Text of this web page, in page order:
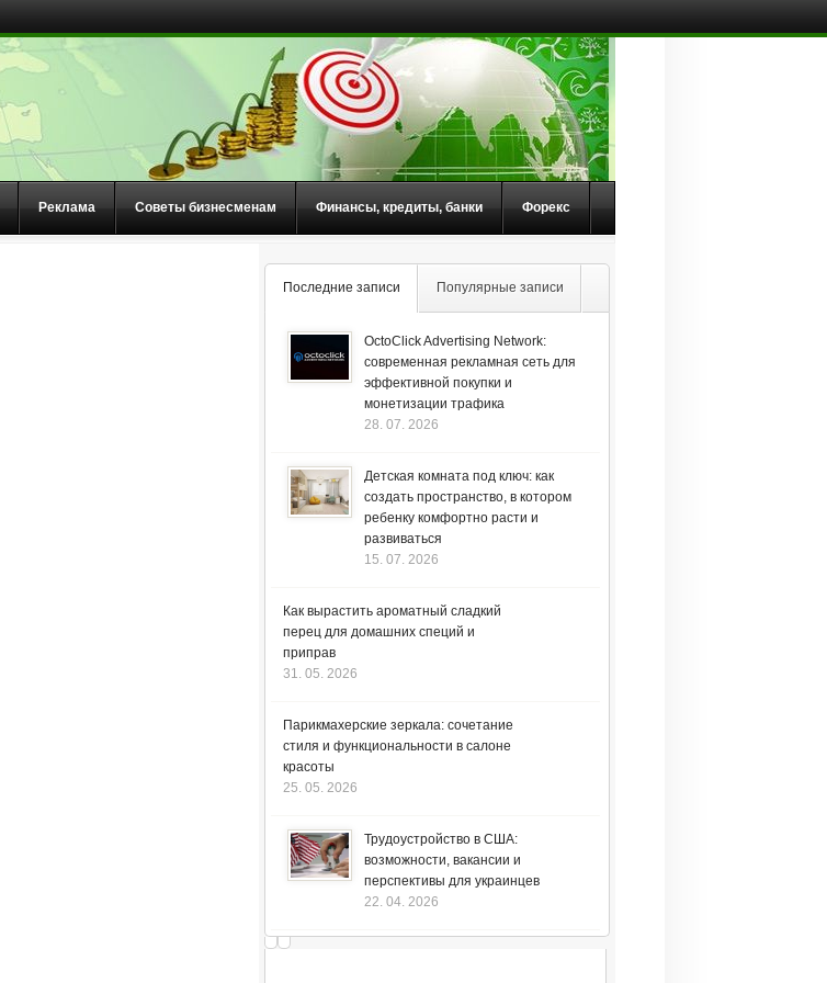
Реклама Советы бизнесменам Финансы, кредиты, банки Форекс
Последние записи Популярные записи
OctoClick Advertising Network:
современная рекламная сеть для
эффективной покупки и
монетизации трафика
28. 07. 2026
Детская комната под ключ: как
создать пространство, в котором
ребенку комфортно расти и
развиваться
15. 07. 2026
Как вырастить ароматный сладкий
перец для домашних специй и
приправ
31. 05. 2026
Парикмахерские зеркала: сочетание
стиля и функциональности в салоне
красоты
25. 05. 2026
Трудоустройство в США:
возможности, вакансии и
перспективы для украинцев
22. 04. 2026